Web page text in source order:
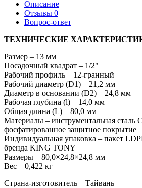
Описание
Отзывы 0
Вопрос-ответ
ТЕХНИЧЕСКИЕ
Размер – 13 мм
Посадочный квадрат – 1/2"
Рабочий профиль – 12-гранный
Рабочий диаметр (D1) – 21,2 мм
Диаметр в основании (D2) – 24,8 мм
Рабочая глубина (l) – 14,0 мм
Общая длина (L) – 80,0 мм
Материалы – инструментальная сталь
фосфатированное защитное покрытие
Индивидуальная упаковка – пакет
бренда KING TONY
Размеры – 80,0×24,8×24,8 мм
Вес – 0,422 кг
Страна-изготовитель – Тайвань